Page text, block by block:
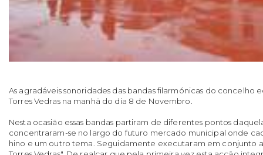
As agradáveis sonoridades das bandas filarmónicas do concelho
Torres Vedras na manhã do dia 8 de Novembro.
Nesta ocasião essas bandas partiram de diferentes pontos
concentraram-se no largo do futuro mercado municipal onde
hino e um outro tema. Seguidamente executaram em conjunto